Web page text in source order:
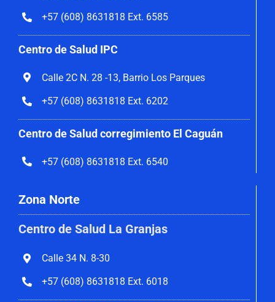
+57 (608) 8631818 Ext. 6585
Centro de Salud IPC
Calle 2C N. 28 -13, Barrio Los Parques
+57 (608) 8631818 Ext. 6202
Centro de Salud corregimiento El Caguán
+57 (608) 8631818 Ext. 6540
Zona Norte
Centro de Salud La Granjas
Calle 34 N. 8-30
+57 (608) 8631818 Ext. 6018